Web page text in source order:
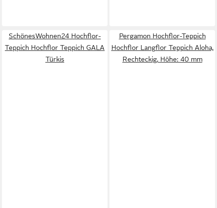
SchönesWohnen24 Hochflor-
Teppich Hochflor Teppich GALA
Türkis
Pergamon Hochflor-Teppich
Hochflor Langflor Teppich Aloha,
Rechteckig, Höhe: 40 mm